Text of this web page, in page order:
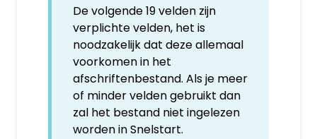
De volgende 19 velden zijn
verplichte velden, het is
noodzakelijk dat deze allemaal
voorkomen in het
afschriftenbestand. Als je meer
of minder velden gebruikt dan
zal het bestand niet ingelezen
worden in Snelstart.